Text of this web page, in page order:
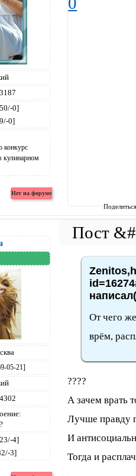
3187
0]
0]
05-21]
4302
4]
3]
От чего
врём,
????
А зачем врать
Лучше правду
И
Тогда и